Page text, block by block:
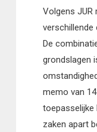
Volgens
verschillende
De
grondslagen
memo van
toepasselijke
zaken apart